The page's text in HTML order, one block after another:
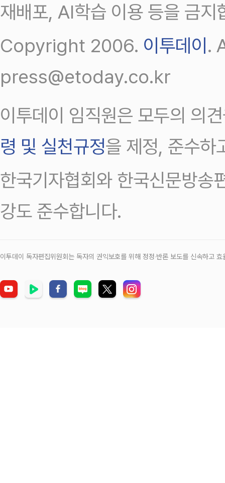
재배포, AI학습 이용 등을 금지
Copyright 2006. 이투데이 .
press@etoday.co.kr
이투데이 임직원은 모두의 의
령 및 실천규정을 제정, 준수하
한국기자협회와 한국신문방송
강도 준수합니다.
이투데이 독자편집위원회는 독자의 권익보호를 위해 정정‧반론 보도를 신속하고